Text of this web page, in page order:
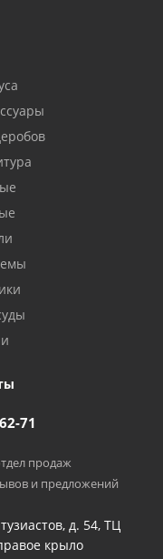
71
продаж
и предложений
д. 54, ТЦ
крыло